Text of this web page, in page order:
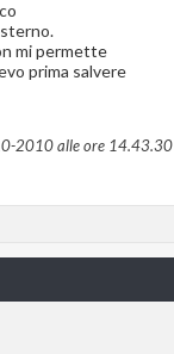
mi permette
prima salvere
2010 alle ore 14.43.30